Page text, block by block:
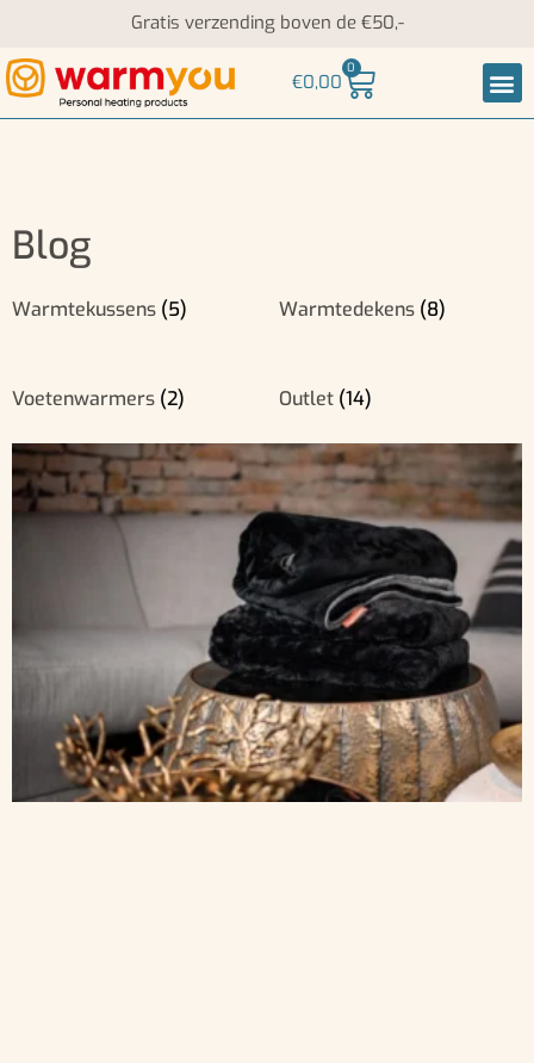
Gratis verzending boven de €50,-
€0,00
0
Blog
Warmtekussens (5) Warmtedekens (8)
Voetenwarmers (2) Outlet (14)